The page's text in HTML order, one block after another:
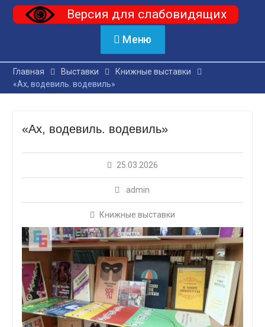
Версия для слабовидящих
Меню
Главная Выставки
Книжные выставки
«Ах, водевиль. водевиль»
«Ах, водевиль. водевиль»
25.03.2026
admin
Книжные выставки